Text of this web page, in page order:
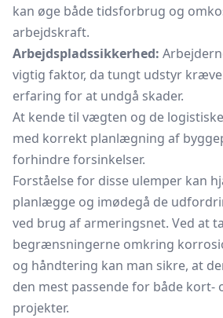
kan øge både tidsforbrug og
arbejdskraft.
Arbejdspladssikkerhed:
vigtig faktor, da tungt udstyr
erfaring for at undgå skader.
At kende til vægten og de
med korrekt planlægning af
forhindre forsinkelser.
Forståelse for disse ulemper kan
planlægge og imødegå de
ved brug af armeringsnet. Ved at
begrænsningerne omkring
og håndtering kan man sikre, at
den mest passende for både kort-
projekter.